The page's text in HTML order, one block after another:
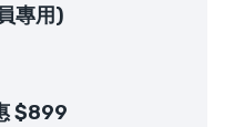
專用)
$899